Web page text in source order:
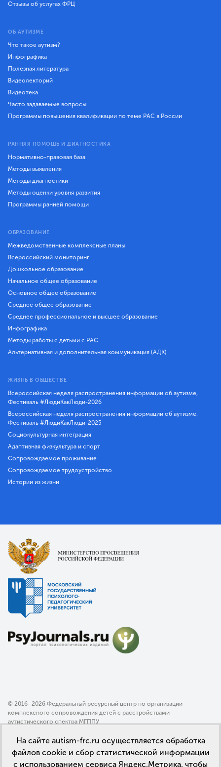
Отзывы об услугах ФРЦ
ОБ АУТИЗМЕ
Что такое аутизм?
Инфографика
Полезная литература
Видеолекторий
Видеотека
Часто задаваемые вопросы
Программы повышения квалификации по теме РАС в России
РАННЯЯ ПОМОЩЬ И ДИАГНОСТИКА
Нормативно-правовая база
Методы выявления
Методы диагностики
Методы оценки уровня развития
Программы ранней помощи
ОБРАЗОВАНИЕ
Межведомственные комплексные планы
Всероссийский мониторинг
Дошкольное образование
Начальное общее образование
Основное общее образование
Среднее общее образование
Среднее профессиональное и высшее образование
Инфографика
Методы работы с детьми с РАС
Альтернативная и дополнительная коммуникация (АДК)
ЖИЗНЬ В ОБЩЕСТВЕ
Всероссийская неделя распространения информации об аутизме,
Фестиваль #ЛюдиКакЛюди-2026
Всероссийская неделя распространения информации об аутизме,
Фестиваль #ЛюдиКакЛюди-2025
Социокультурная интеграция
Адаптивная физкультура и спорт
Сопровождаемое проживание
Сопровождаемое трудоустройство
Истории из жизни
© 2016–2026 Федеральный ресурсный центр по организации
комплексного сопровождения детей с расстройствами
аутистического спектра МГППУ
Политика конфиденциальности
Пользовательское соглашение
На сайте autism-frc.ru осуществляется обработка
файлов cookie и сбор статистической информации
с использованием сервиса Яндекс.Метрика, чтобы